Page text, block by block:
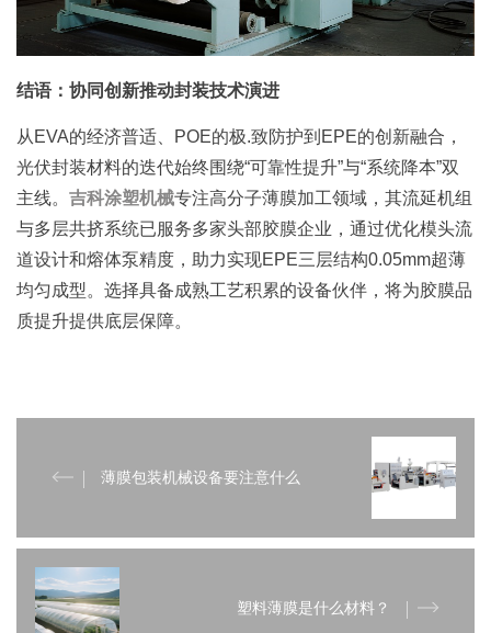
结语：协同创新推动封装技术演进
从EVA的经济普适、POE的极.致防护到EPE的创新融合，
光伏封装材料的迭代始终围绕“可靠性提升”与“系统降本”双
主线。 吉科涂塑机械专注高分子薄膜加工领域，其流延机组
与多层共挤系统已服务多家头部胶膜企业，通过优化模头流
道设计和熔体泵精度，助力实现EPE三层结构0.05mm超薄
均匀成型。选择具备成熟工艺积累的设备伙伴，将为胶膜品
质提升提供底层保障。
薄膜包装机械设备要注意什么
塑料薄膜是什么材料？